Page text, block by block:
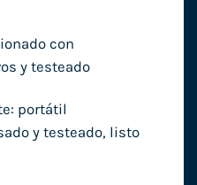
con
y testeado
portátil
y testeado, listo